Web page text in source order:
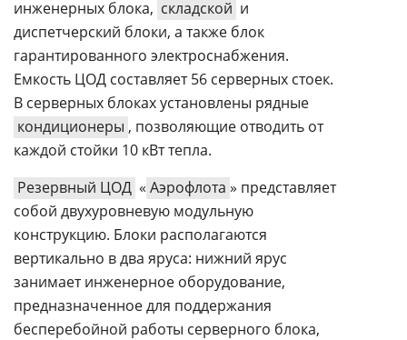
инженерных блока, складской и
диспетчерский блоки, а также блок
гарантированного электроснабжения.
Емкость ЦОД составляет 56 серверных стоек.
В серверных блоках установлены рядные
кондиционеры , позволяющие отводить от
каждой стойки 10 кВт тепла.
Резервный ЦОД « Аэрофлота » представляет
собой двухуровневую модульную
конструкцию. Блоки располагаются
вертикально в два яруса: нижний ярус
занимает инженерное оборудование,
предназначенное для поддержания
бесперебойной работы серверного блока,